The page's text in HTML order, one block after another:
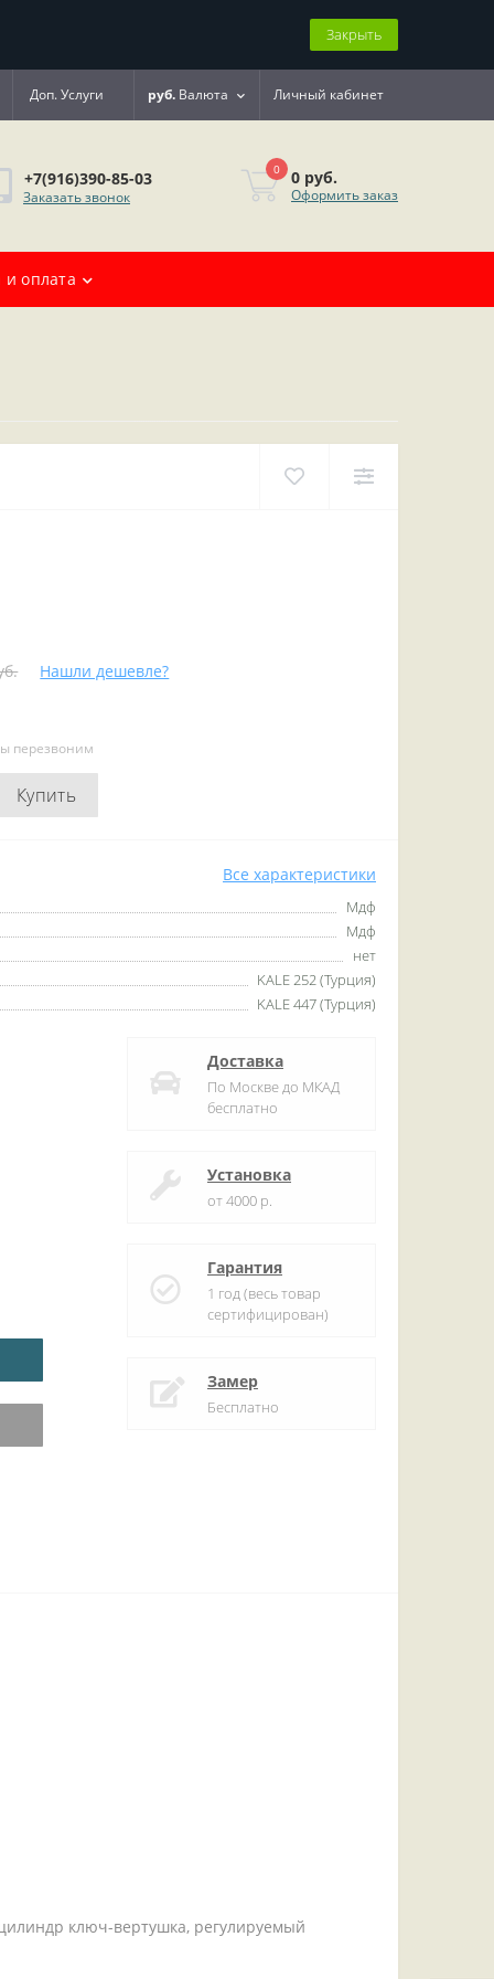
Закрыть
Доп. Услуги руб. Валюта Личный кабинет
+7(916)390-85-03
Заказать звонок
0 0 руб.
Оформить заказ
и оплата
Нашли дешевле?
перезвоним
Купить
Все характеристики
Мдф
Мдф
нет
KALE 252 (Турция)
KALE 447 (Турция)
Доставка
По Москве до МКАД
бесплатно
Установка
от 4000 р.
Гарантия
1 год (весь товар
сертифицирован)
Замер
Бесплатно
ключ-вертушка, регулируемый